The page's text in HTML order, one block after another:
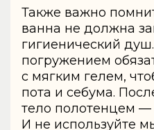
Также важно
ванна не должна
гигиенический
погружением
с мягким гелем,
пота и себума.
тело полотенцем —
И не используйте